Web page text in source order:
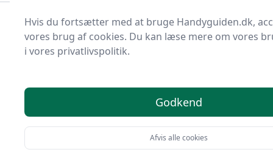
Forside Renovering og Byggeri
Værktøj
Håndværktøj
Rør og Rørværktøj Rør Samlerør
Du er kommet til det rette sted! På HandyGuiden har vi
udvalgt 1 af de bedste samlerør, så du får det optimale
Hvis du fortsætter med at bruge Handyguiden.dk,
vores brug af cookies. Du kan læse mere om vores
i vores privatlivspolitik.
Godkend
Afvis alle cookies